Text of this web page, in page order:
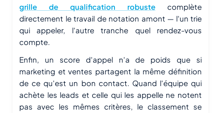
grille de qualification robuste complète
directement le travail de notation amont — l'un trie
qui appeler, l'autre tranche quel rendez-vous
compte.
Enfin, un score d'appel n'a de poids que si
marketing et ventes partagent la même définition
de ce qu'est un bon contact. Quand l'équipe qui
achète les leads et celle qui les appelle ne notent
pas avec les mêmes critères, le classement se